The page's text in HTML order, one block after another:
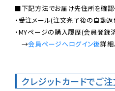
■下記方法でお届け先住所を確認
・受注メール(注文完了後の自動
・MYページの購入履歴(会員登録
→会員ページへログイン後詳細
クレジットカードでご